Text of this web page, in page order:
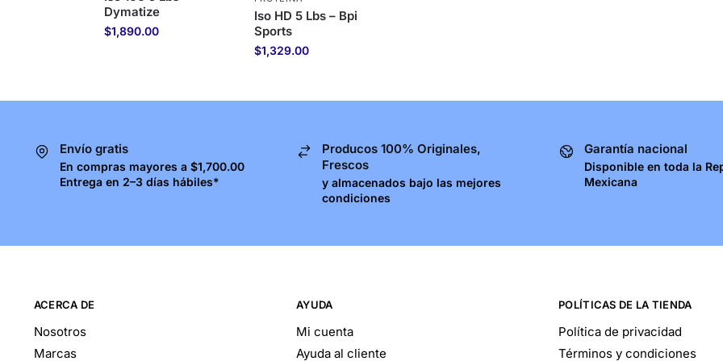
Dymatize
$1,890.00
Iso HD 5 Lbs – Bpi
Sports
$1,329.00
Envío gratis
En compras mayores a $1,700.00
Entrega en 2–3 días hábiles*
Producos 100% Originales,
Frescos
y almacenados bajo las mejores
condiciones
Garantía nacional
Disponible en toda la
Mexicana
ACERCA DE
Nosotros
Marcas
AYUDA
Mi cuenta
Ayuda al cliente
POLÍTICAS DE LA TIENDA
Política de privacidad
Términos y condiciones